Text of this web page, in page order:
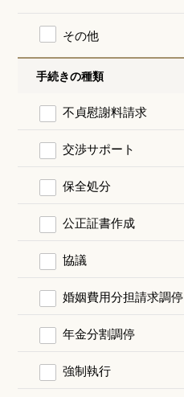
その他
手続きの種類
不貞慰謝料請求
交渉サポート
保全処分
公正証書作成
協議
婚姻費用分担請求調停
年金分割調停
強制執行